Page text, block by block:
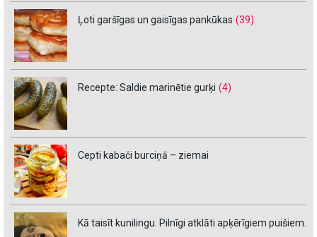
Ļoti garšīgas un gaisīgas pankūkas (39)
Recepte: Saldie marinētie gurķi (4)
Cepti kabači burciņā – ziemai
Kā taisīt kunilingu. Pilnīgi atklāti apķērīgiem puišiem.